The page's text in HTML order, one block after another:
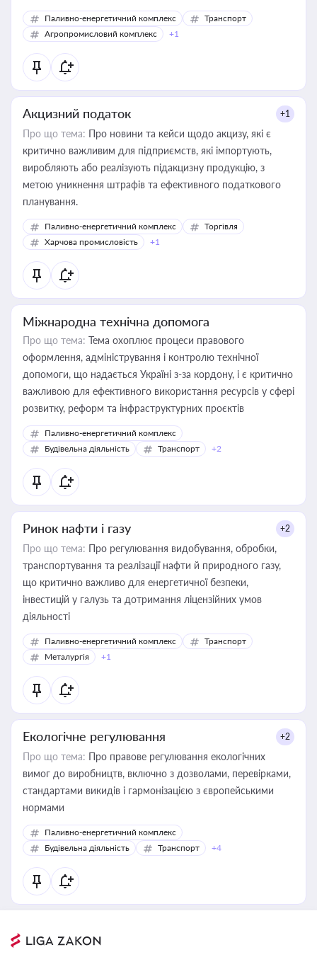
Паливно-енергетичний комплекс
Транспорт
Агропромисловий комплекс
+1
Акцизний податок +1
Про що тема: Про новини та кейси щодо акцизу, які є
критично важливим для підприємств, які імпортують,
виробляють або реалізують підакцизну продукцію, з
метою уникнення штрафів та ефективного податкового
планування.
Паливно-енергетичний комплекс
Торгівля
Харчова промисловість
+1
Міжнародна технічна допомога
Про що тема: Тема охоплює процеси правового
оформлення, адміністрування і контролю технічної
допомоги, що надається Україні з-за кордону, і є критично
важливою для ефективного використання ресурсів у сфері
розвитку, реформ та інфраструктурних проєктів
Паливно-енергетичний комплекс
Будівельна діяльність
Транспорт +2
Ринок нафти і газу +2
Про що тема: Про регулювання видобування, обробки,
транспортування та реалізації нафти й природного газу,
що критично важливо для енергетичної безпеки,
інвестицій у галузь та дотримання ліцензійних умов
діяльності
Паливно-енергетичний комплекс
Транспорт
Металургія
+1
Екологічне регулювання +2
Про що тема: Про правове регулювання екологічних
вимог до виробництв, включно з дозволами, перевірками,
стандартами викидів і гармонізацією з європейськими
нормами
Паливно-енергетичний комплекс
Будівельна діяльність
Транспорт +4